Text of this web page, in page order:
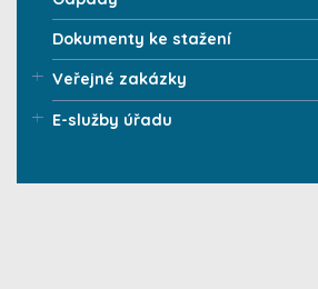
Dokumenty ke stažení
Veřejné zakázky
E-služby úřadu